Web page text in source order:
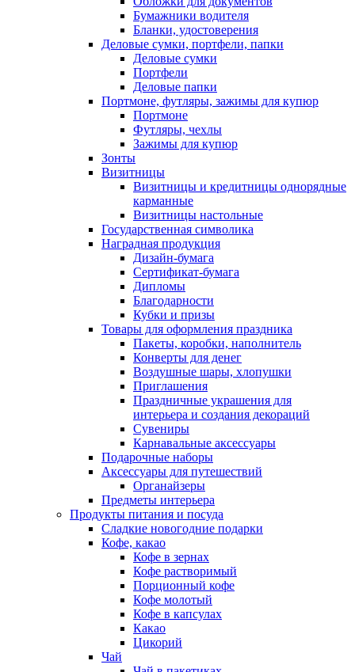
Бумажники водителя
Бланки, удостоверения
Деловые сумки, портфели, папки
Деловые сумки
Портфели
Деловые папки
Портмоне, футляры, зажимы для купюр
Портмоне
Футляры, чехлы
Зажимы для купюр
Зонты
Визитницы
Визитницы и кредитницы однорядные
карманные
Визитницы настольные
Государственная символика
Наградная продукция
Дизайн-бумага
Сертификат-бумага
Дипломы
Благодарности
Кубки и призы
Товары для оформления праздника
Пакеты, коробки, наполнитель
Конверты для денег
Воздушные шары, хлопушки
Приглашения
Праздничные украшения для
интерьера и создания декораций
Сувениры
Карнавальные аксессуары
Подарочные наборы
Аксессуары для путешествий
Органайзеры
Предметы интерьера
Продукты питания и посуда
Сладкие новогодние подарки
Кофе, какао
Кофе в зернах
Кофе растворимый
Порционный кофе
Кофе молотый
Кофе в капсулах
Какао
Цикорий
Чай